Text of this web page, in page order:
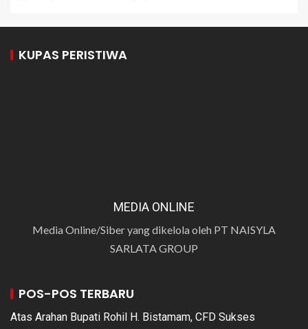
KUPAS PERISTIWA
MEDIA ONLINE
Media Online/Siber yang dikelola oleh PT NAISYLA
SARLATA GROUP
POS-POS TERBARU
Atas Arahan Bupati Rohil H. Bistamam, CFD Sukses